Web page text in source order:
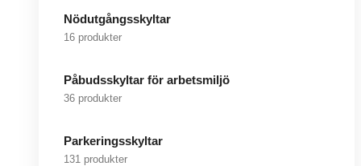
Nödutgångsskyltar
16 produkter
Påbudsskyltar för arbetsmiljö
36 produkter
Parkeringsskyltar
131 produkter